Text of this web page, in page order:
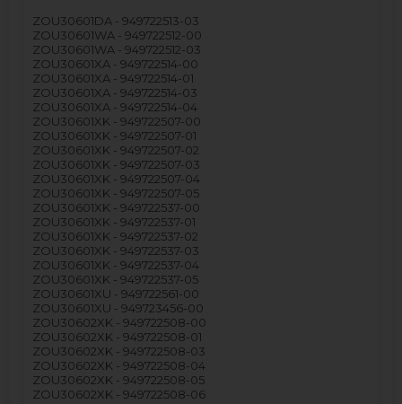
ZOU30601DA - 949722513-03
ZOU30601WA - 949722512-00
ZOU30601WA - 949722512-03
ZOU30601XA - 949722514-00
ZOU30601XA - 949722514-01
ZOU30601XA - 949722514-03
ZOU30601XA - 949722514-04
ZOU30601XK - 949722507-00
ZOU30601XK - 949722507-01
ZOU30601XK - 949722507-02
ZOU30601XK - 949722507-03
ZOU30601XK - 949722507-04
ZOU30601XK - 949722507-05
ZOU30601XK - 949722537-00
ZOU30601XK - 949722537-01
ZOU30601XK - 949722537-02
ZOU30601XK - 949722537-03
ZOU30601XK - 949722537-04
ZOU30601XK - 949722537-05
ZOU30601XU - 949722561-00
ZOU30601XU - 949723456-00
ZOU30602XK - 949722508-00
ZOU30602XK - 949722508-01
ZOU30602XK - 949722508-03
ZOU30602XK - 949722508-04
ZOU30602XK - 949722508-05
ZOU30602XK - 949722508-06